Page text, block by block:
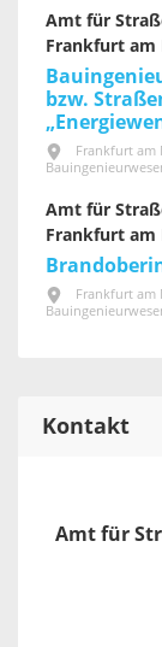
Amt für
Frankfurt am
bzw.
Frankfurt am
Amt für
Frankfurt am
Frankfurt am
Kontakt
Amt für